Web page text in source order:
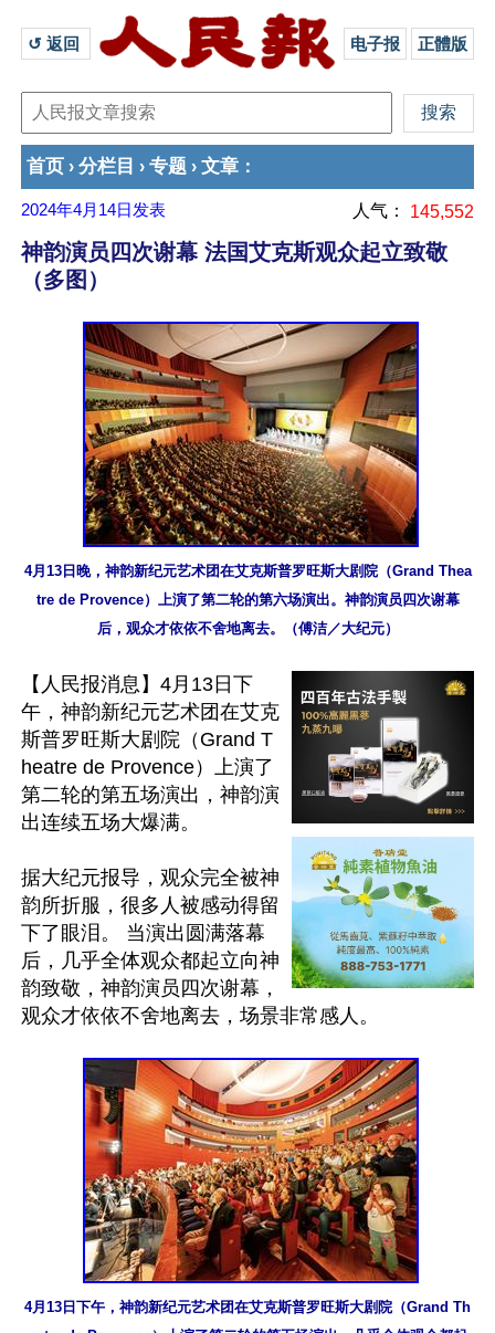
↺ 返回 电子报 正體版
首页 › 分栏目 › 专题 › 文章 ：
2024年4月14日 发表 人气： 145,552
神韵演员四次谢幕 法国艾克斯观众起立致敬
（多图）
4月13日晚，神韵新纪元艺术团在艾克斯普罗旺斯大剧院（Grand Thea
tre de Provence）上演了第二轮的第六场演出。神韵演员四次谢幕
后，观众才依依不舍地离去。（傅洁／大纪元）
【人民报消息】4月13日下
午，神韵新纪元艺术团在艾克
斯普罗旺斯大剧院（Grand T
heatre de Provence）上演了
第二轮的第五场演出，神韵演
出连续五场大爆满。
据大纪元报导，观众完全被神
韵所折服，很多人被感动得留
下了眼泪。 当演出圆满落幕
后，几乎全体观众都起立向神
韵致敬，神韵演员四次谢幕，
观众才依依不舍地离去，场景非常感人。
4月13日下午，神韵新纪元艺术团在艾克斯普罗旺斯大剧院（Grand Th